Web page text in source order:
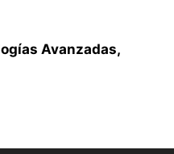
Avanzadas,